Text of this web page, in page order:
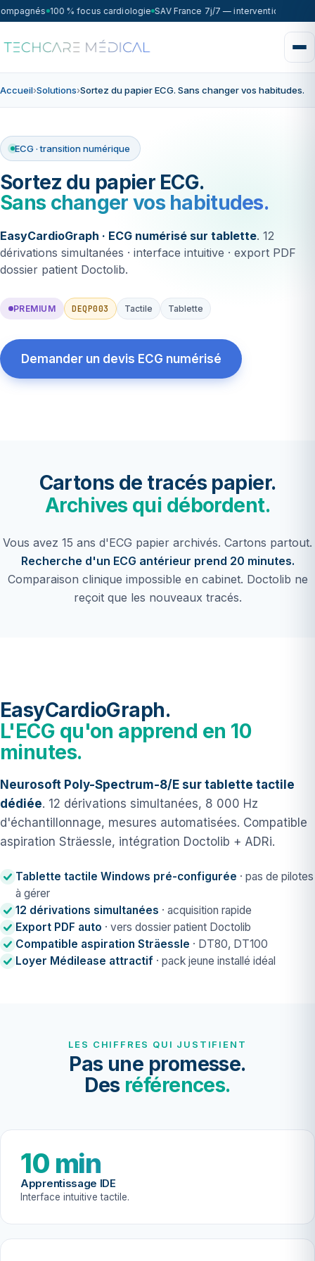
100 % focus cardiologie SAV France 7j/7 — intervention sous
Accueil›Solutions›Sortez du papier ECG. Sans changer vos habitudes.
ECG · transition numérique
Sortez du papier ECG.
Sans changer vos habitudes.
EasyCardioGraph · ECG numérisé sur tablette. 12
dérivations simultanées · interface intuitive · export PDF
dossier patient Doctolib.
PREMIUM DEQP003 Tactile Tablette
Demander un devis ECG numérisé
Cartons de tracés papier.
Archives qui débordent.
Vous avez 15 ans d'ECG papier archivés. Cartons partout.
Recherche d'un ECG antérieur prend 20 minutes.
Comparaison clinique impossible en cabinet. Doctolib ne
reçoit que les nouveaux tracés.
EasyCardioGraph.
L'ECG qu'on apprend en 10
minutes.
Neurosoft Poly-Spectrum-8/E sur tablette tactile
dédiée. 12 dérivations simultanées, 8 000 Hz
d'échantillonnage, mesures automatisées. Compatible
aspiration Sträessle, intégration Doctolib + ADRi.
Tablette tactile Windows pré-configurée · pas de pilotes
à gérer
12 dérivations simultanées · acquisition rapide
Export PDF auto · vers dossier patient Doctolib
Compatible aspiration Sträessle · DT80, DT100
Loyer Médilease attractif · pack jeune installé idéal
LES CHIFFRES QUI JUSTIFIENT
Pas une promesse.
Des références.
10 min
Apprentissage IDE
Interface intuitive tactile.